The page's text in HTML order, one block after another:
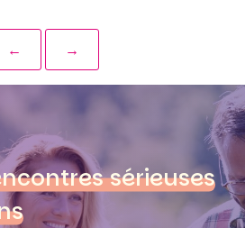
← →
sérieuses